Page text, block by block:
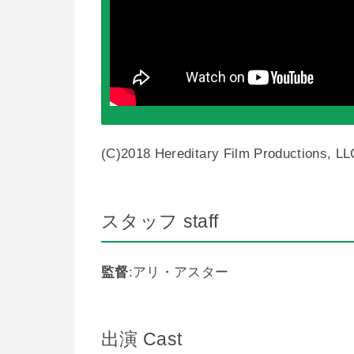
(C)2018 Hereditary Film Productions,
スタッフ staff
監督:アリ・アスター
出演 Cast